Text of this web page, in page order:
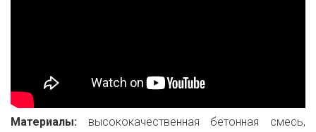
Материалы: высококачественная бетонная смесь,